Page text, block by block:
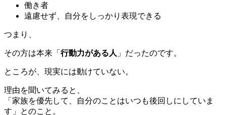
働き者
遠慮せず、自分をしっかり表現できる
つまり、
その方は本来「 行動力がある人 」だったのです。
ところが、現実には動けていない。
理由を聞いてみると、
「家族を優先して、自分のことはいつも後回しにしていま
す」とのこと。